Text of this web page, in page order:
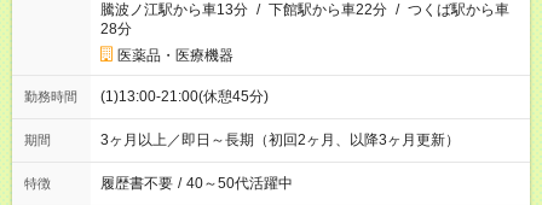
騰波ノ江駅から車13分 / 下館駅から車22分 / つくば駅から車
28分
医薬品・医療機器
勤務時間 (1)13:00-21:00(休憩45分)
期間 3ヶ月以上／即日～長期（初回2ヶ月、以降3ヶ月更新）
特徴 履歴書不要 / 40～50代活躍中